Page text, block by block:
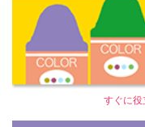
すぐに役